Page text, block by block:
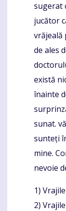
sugerat
jucător
vrăjeală
de ales
există
înainte
sunat.
sunteți
mine.
nevoie
1)
2)